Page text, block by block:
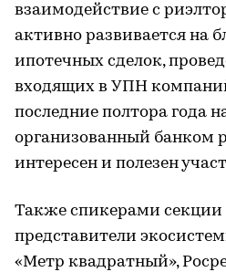
взаимодействие с
активно развивается на
ипотечных сделок,
входящих в УПН
последние полтора года
организованный банком
интересен и полезен
Также спикерами секции
представители
«Метр квадратный»,